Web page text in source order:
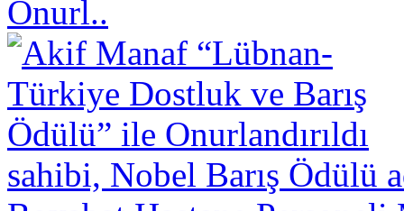
Onurl..
sahibi, Nobel Barış Ödülü